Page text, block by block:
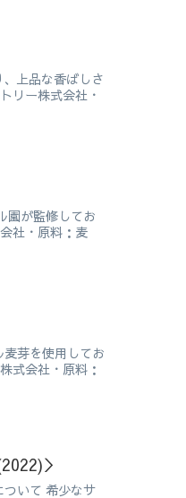
上品な香ばしさ
リー株式会社・
園が監修してお
社・原料：麦
芽を使用してお
式会社・原料：
＞
ついて 希少なサ